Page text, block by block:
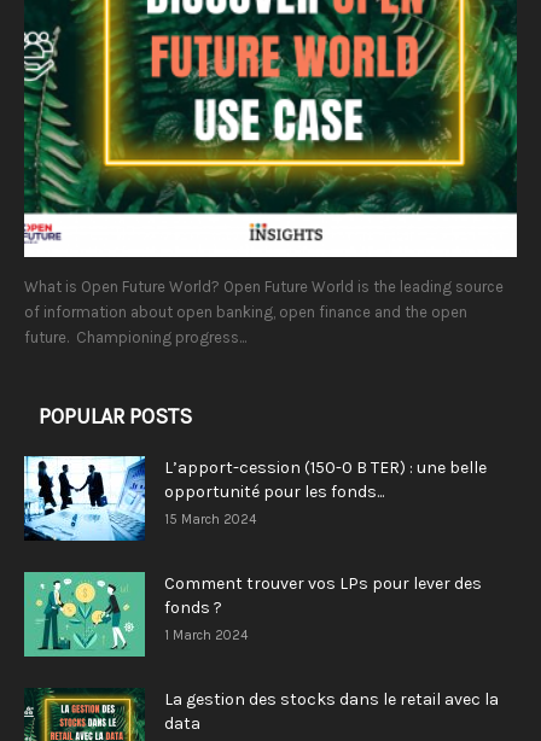
What is Open Future World? Open Future World is the leading source
of information about open banking, open finance and the open
future. Championing progress...
POPULAR POSTS
L’apport-cession (150-0 B TER) : une belle
opportunité pour les fonds...
15 March 2024
Comment trouver vos LPs pour lever des
fonds ?
1 March 2024
La gestion des stocks dans le retail avec la
data